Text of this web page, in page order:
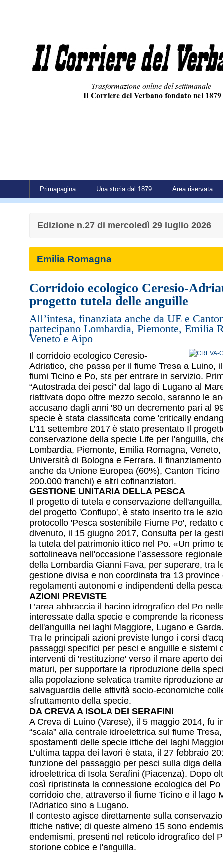
Primapagina Una storia dal 1879 Area riservata
Edizione n.27 di mercoledì 29 luglio 2026
Emilia Romagna
Corridoio ecologico Ceresio-
progetto tutela delle anguille
All’intesa, finanziata anche da UE e
partecipano Lombardia, Piemonte, Emilia
Veneto e Aipo
Il corridoio ecologico Ceresio-
Adriatico, che passa per il fiume Tresa a Luino,
fiumi Ticino e Po, sta per entrare in servizio.
“Autostrada dei pesci” dal lago di Lugano al
riattivata dopo oltre mezzo secolo, saranno le
accusano dagli anni '80 un decremento pari al
specie è stata classificata come 'critically
L’11 settembre 2017 è stato presentato Il
conservazione della specie Life per l'anguilla,
Lombardia, Piemonte, Emilia Romagna, Veneto,
Università di Bologna e Ferrara. Il
anche da Unione Europea (60%), Canton Ticino
200.000 franchi) e altri cofinanziatori.
GESTIONE UNITARIA DELLA PESCA
Il progetto di tutela e conservazione
del progetto 'Conflupo', è stato inserito tra le
protocollo 'Pesca sostenibile Fiume Po', redatto
divenuto, il 15 giugno 2017, Consulta per la
la tutela del patrimonio ittico nel Po. «Un primo
sottolineava nell'occasione l’assessore
della Lombardia Gianni Fava, per superare, tra
gestione divisa e non coordinata tra 13 province
regolamenti autonomi e indipendenti della
AZIONI PREVISTE
L’area abbraccia il bacino idrografico del Po
interessate dalla specie e comprende la
dell'anguilla nei laghi Maggiore, Lugano e Garda.
Tra le principali azioni previste lungo i corsi
passaggi specifici per pesci e anguille e sistemi
interventi di 'restituzione' verso il mare aperto
maturi, per supportare la riproduzione della
alla popolazione selvatica tramite riproduzione
salvaguardia delle attività socio-economiche
sfruttamento della specie.
DA CREVA A ISOLA DEI SERAFINI
A Creva di Luino (Varese), il 5 maggio 2014, fu
“scala” alla centrale idroelettrica sul fiume
spostamenti delle specie ittiche dei laghi
L’ultima tappa dei lavori è stata, il 27 febbraio
funzione del passaggio per pesci sulla diga
idroelettrica di Isola Serafini (Piacenza). Dopo
così ripristinata la connessione ecologica del Po
corridoio che, attraverso il fiume Ticino e il lago
l'Adriatico sino a Lugano.
Il contesto agisce direttamente sulla
ittiche native; di queste almeno 15 sono
endemismi, presenti nel reticolo idrografico del
storione cobice e l'anguilla.